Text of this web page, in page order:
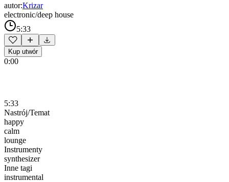
autor:Krizar
electronic/deep house
5:33
Kup utwór
0:00
5:33
Nastrój/Temat
happy
calm
lounge
Instrumenty
synthesizer
Inne tagi
instrumental